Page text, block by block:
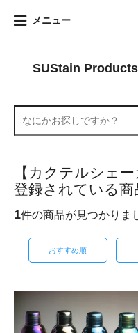
メニュー
SUStain
【カクテルシェ
登録されている商
1件の商品が見つかりま
おすすめ順